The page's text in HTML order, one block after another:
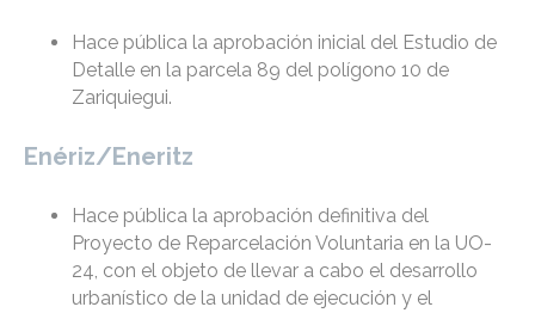
Hace pública la aprobación inicial del Estudio de
Detalle en la parcela 89 del polígono 10 de
Zariquiegui.
Enériz/Eneritz
Hace pública la aprobación definitiva del
Proyecto de Reparcelación Voluntaria en la UO-
24, con el objeto de llevar a cabo el desarrollo
urbanístico de la unidad de ejecución y el